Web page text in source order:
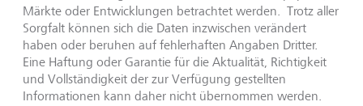
Märkte oder Entwicklungen betrachtet werden. Trotz aller
Sorgfalt können sich die Daten inzwischen verändert
haben oder beruhen auf fehlerhaften Angaben Dritter.
Eine Haftung oder Garantie für die Aktualität, Richtigkeit
und Vollständigkeit der zur Verfügung gestellten
Informationen kann daher nicht übernommen werden.